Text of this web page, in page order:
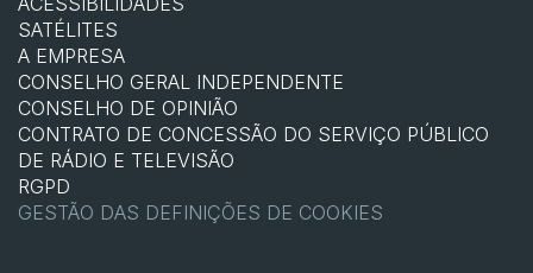
SATÉLITES
A EMPRESA
CONSELHO GERAL INDEPENDENTE
CONSELHO DE OPINIÃO
CONTRATO DE CONCESSÃO DO SERVIÇO PÚBLICO
DE RÁDIO E TELEVISÃO
RGPD
GESTÃO DAS DEFINIÇÕES DE COOKIES